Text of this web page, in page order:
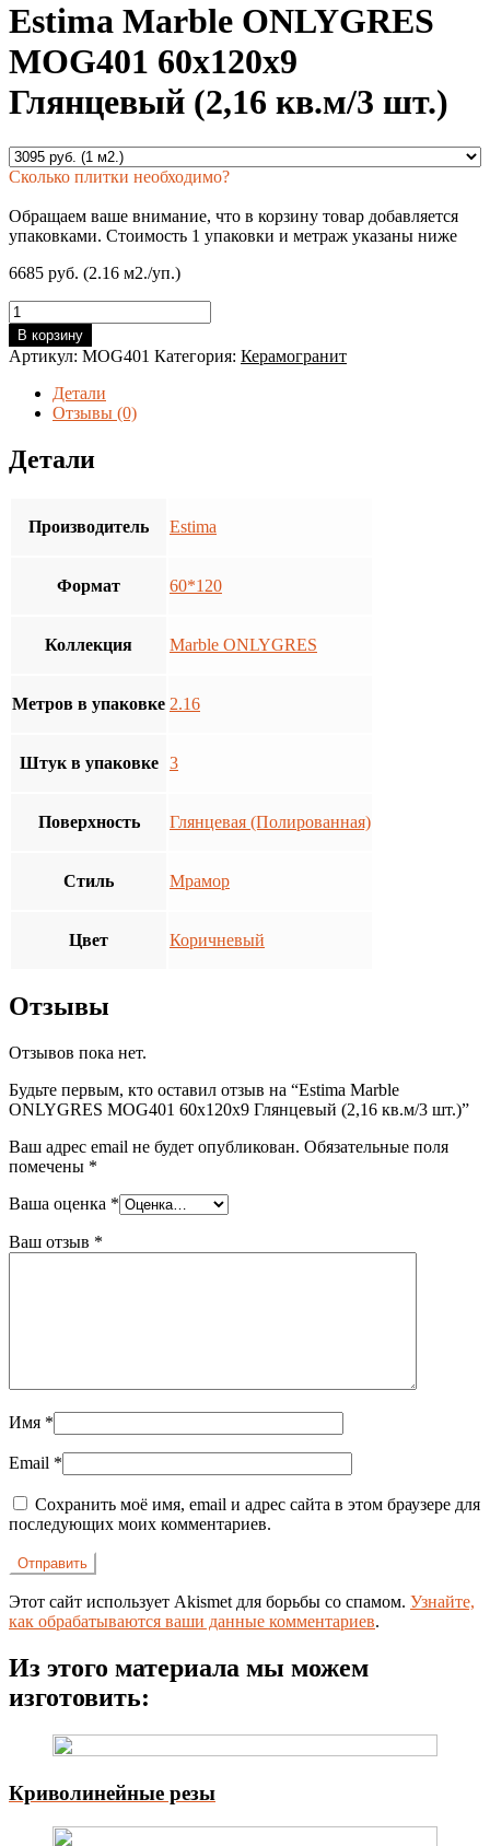
Estima Marble ONLYGRES
MOG401 60x120x9
Глянцевый (2,16 кв.м/3 шт.)
Сколько плитки необходимо?
Обращаем ваше внимание, что в корзину товар добавляется
упаковками. Стоимость 1 упаковки и метраж указаны ниже
6685 руб. (2.16 м2./уп.)
Количество
товара
Estima
Marble
ONLYGRES
MOG401
60x120x9
Глянцевый
(2,16
В корзину
Артикул: MOG401 Категория: Керамогранит
Детали
Отзывы (0)
Детали
Производитель Estima
Формат 60*120
Коллекция Marble ONLYGRES
Метров в упаковке 2.16
Штук в упаковке 3
Поверхность Глянцевая (Полированная)
Стиль Мрамор
Цвет Коричневый
Отзывы
Отзывов пока нет.
Будьте первым, кто оставил отзыв на “Estima Marble
ONLYGRES MOG401 60x120x9 Глянцевый (2,16 кв.м/3 шт.)”
Ваш адрес email не будет опубликован. Обязательные поля
помечены *
Ваша оценка *
Ваш отзыв *
Имя *
Email *
Сохранить моё имя, email и адрес сайта в этом браузере для
последующих моих комментариев.
Этот сайт использует Akismet для борьбы со спамом. Узнайте,
как обрабатываются ваши данные комментариев.
Из этого материала мы можем
изготовить:
Криволинейные резы